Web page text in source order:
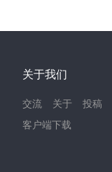
关于我们
交流 关于
投稿
客户端下载